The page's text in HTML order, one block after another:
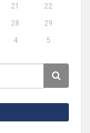
21
22
28
29
4 5